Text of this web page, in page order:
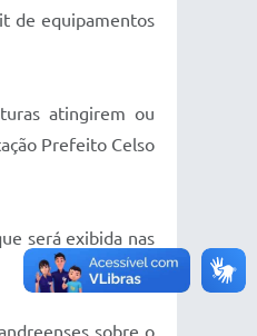
de equipamentos
atingirem ou
Prefeito Celso
será exibida nas
sobre o